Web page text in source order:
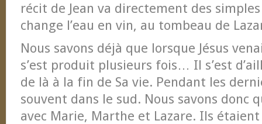
récit de Jean va directement des
change l’eau en vin, au tombeau de
Nous savons déjà que lorsque Jésus
s’est produit plusieurs fois… Il s’est
de là à la fin de Sa vie. Pendant les
souvent dans le sud. Nous savons donc
avec Marie, Marthe et Lazare. Ils